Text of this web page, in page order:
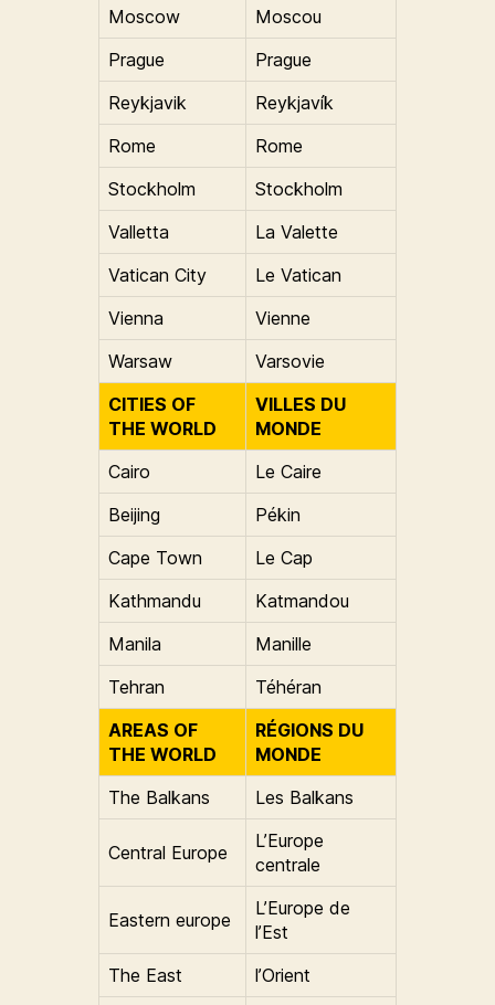
Moscow
Moscou
Prague
Prague
Reykjavik
Reykjavík
Rome
Rome
Stockholm
Stockholm
Valletta
La Valette
Vatican City
Le Vatican
Vienna
Vienne
Warsaw
Varsovie
CITIES OF
THE WORLD
VILLES DU
MONDE
Cairo
Le Caire
Beijing
Pékin
Cape Town
Le Cap
Kathmandu
Katmandou
Manila
Manille
Tehran
Téhéran
AREAS OF
THE WORLD
RÉGIONS DU
MONDE
The Balkans
Les Balkans
Central Europe
L’Europe
centrale
Eastern europe
L’Europe de
l’Est
The East
l’Orient